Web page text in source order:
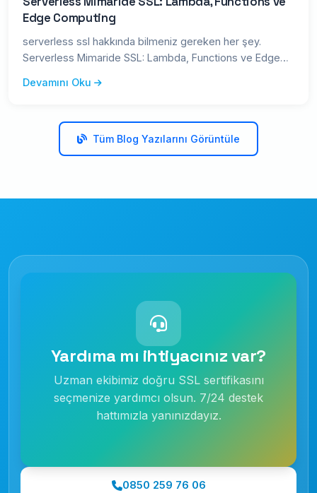
Edge Computing
serverless ssl hakkında bilmeniz gereken her şey.
Serverless Mimaride SSL: Lambda, Functions ve Edge
Devamını Oku
Tüm Blog Yazılarını Görüntüle
Yardıma mı ihtiyacınız var?
Uzman ekibimiz doğru SSL sertifikasını
seçmenize yardımcı olsun. 7/24 destek
hattımızla yanınızdayız.
0850 259 76 06